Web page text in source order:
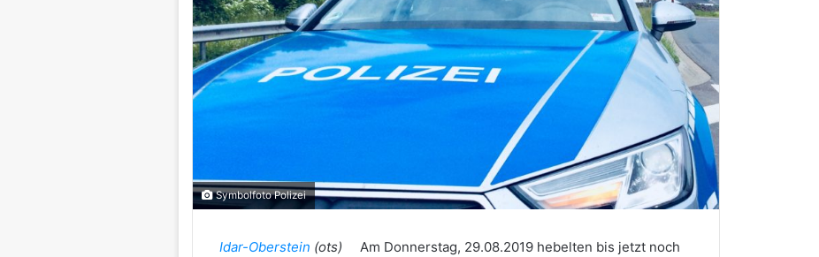
Symbolfoto Polizei
Idar-Oberstein (ots) Am Donnerstag, 29.08.2019 hebelten bis jetzt noch